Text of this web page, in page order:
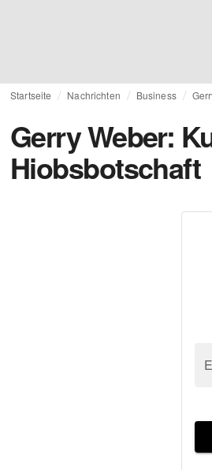
Startseite Nachrichten Business
Gerry Weber:
Hiobsbotschaft